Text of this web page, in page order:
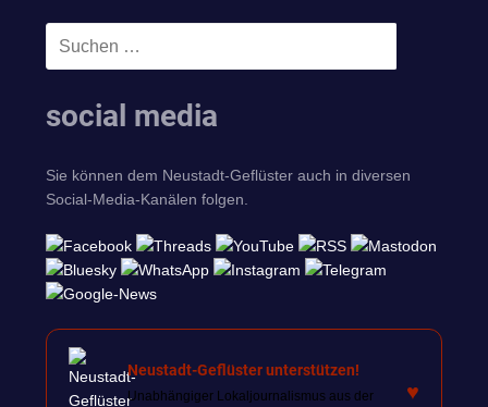
Suchen
social media
Sie können dem Neustadt-Geflüster auch in diversen
Social-Media-Kanälen folgen.
Neustadt-Geflüster unterstützen!
Unabhängiger Lokaljournalismus aus der ♥